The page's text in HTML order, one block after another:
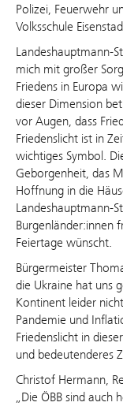
Polizei, Feuerwehr
Volksschule
Landeshauptmann-
mich mit großer
Friedens in Europa
dieser Dimension
vor Augen, dass
Friedenslicht ist in
wichtiges Symbol.
Geborgenheit, das
Hoffnung in die
Landeshauptmann-
Burgenländer:innen
Feiertage wünscht.
Bürgermeister
die Ukraine hat uns
Kontinent leider
Pandemie und
Friedenslicht in
und bedeutenderes
Christof Hermann,
„Die ÖBB sind auch